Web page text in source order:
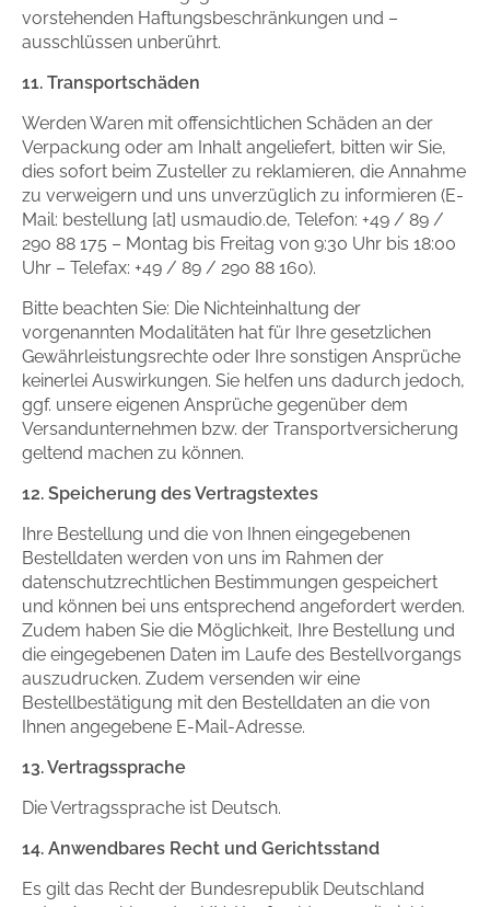
vorstehenden Haftungsbeschränkungen und –
ausschlüssen unberührt.
11. Transportschäden
Werden Waren mit offensichtlichen Schäden an der
Verpackung oder am Inhalt angeliefert, bitten wir Sie,
dies sofort beim Zusteller zu reklamieren, die Annahme
zu verweigern und uns unverzüglich zu informieren (E-
Mail: bestellung [at] usmaudio.de, Telefon: +49 / 89 /
290 88 175 – Montag bis Freitag von 9:30 Uhr bis 18:00
Uhr – Telefax: +49 / 89 / 290 88 160).
Bitte beachten Sie: Die Nichteinhaltung der
vorgenannten Modalitäten hat für Ihre gesetzlichen
Gewährleistungsrechte oder Ihre sonstigen Ansprüche
keinerlei Auswirkungen. Sie helfen uns dadurch jedoch,
ggf. unsere eigenen Ansprüche gegenüber dem
Versandunternehmen bzw. der Transportversicherung
geltend machen zu können.
12. Speicherung des Vertragstextes
Ihre Bestellung und die von Ihnen eingegebenen
Bestelldaten werden von uns im Rahmen der
datenschutzrechtlichen Bestimmungen gespeichert
und können bei uns entsprechend angefordert werden.
Zudem haben Sie die Möglichkeit, Ihre Bestellung und
die eingegebenen Daten im Laufe des Bestellvorgangs
auszudrucken. Zudem versenden wir eine
Bestellbestätigung mit den Bestelldaten an die von
Ihnen angegebene E-Mail-Adresse.
13. Vertragssprache
Die Vertragssprache ist Deutsch.
14. Anwendbares Recht und Gerichtsstand
Es gilt das Recht der Bundesrepublik Deutschland